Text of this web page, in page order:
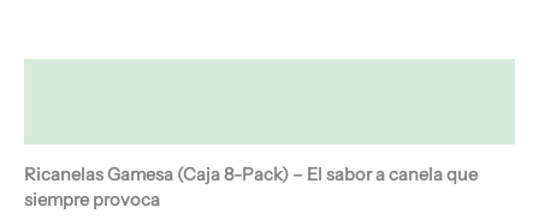
Ricanelas Gamesa (Caja 8-Pack) – El sabor a canela que
siempre provoca